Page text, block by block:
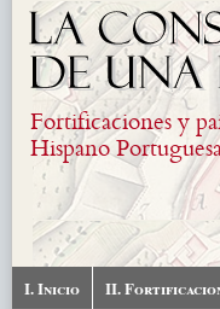
Skip to main content
Fortificaciones y
Hispano
I. Inicio II.